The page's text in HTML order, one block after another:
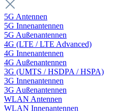
5G Antennen
5G Innenantennen
5G Außenantennen
4G (LTE / LTE Advanced)
4G Innenantennen
4G Außenantennen
3G (UMTS / HSDPA / HSPA)
3G Innenantennen
3G Außenantennen
WLAN Antennen
WLAN Innenantennen